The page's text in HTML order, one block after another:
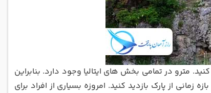
مترو در تمامی بخش های ایتالیا وجود دارد. بنابراین
از پارک بازدید کنید. امروزه بسیاری از افراد برای